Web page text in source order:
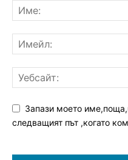
Запази моето
следващият път ,когато